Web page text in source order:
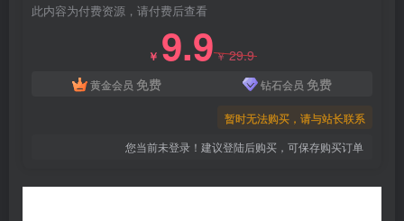
此内容为付费资源，请付费后查看
￥ 9.9￥29.9
黄金会员 免费 钻石会员 免费
暂时无法购买，请与站长联系
您当前未登录！建议登陆后购买，可保存购买订单